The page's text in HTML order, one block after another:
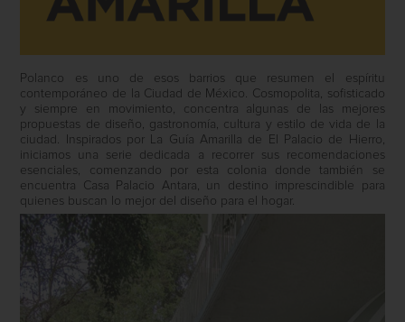
Polanco es uno de esos barrios que resumen el espíritu
contemporáneo de la Ciudad de México. Cosmopolita, sofisticado
y siempre en movimiento, concentra algunas de las mejores
propuestas de diseño, gastronomía, cultura y estilo de vida de la
ciudad. Inspirados por La Guía Amarilla de El Palacio de Hierro,
iniciamos una serie dedicada a recorrer sus recomendaciones
esenciales, comenzando por esta colonia donde también se
encuentra Casa Palacio Antara, un destino imprescindible para
quienes buscan lo mejor del diseño para el hogar.